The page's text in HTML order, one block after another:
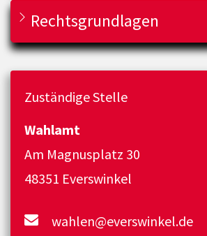
Rechtsgrundlagen
Zuständige Stelle
Wahlamt
Am Magnusplatz 30
48351 Everswinkel
wahlen@everswinkel.de